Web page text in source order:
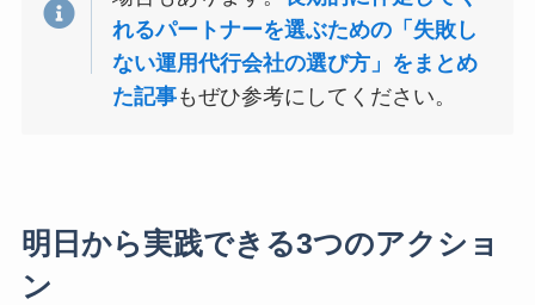
れるパートナーを選ぶための「失敗し
ない運用代行会社の選び方」をまとめ
た記事もぜひ参考にしてください。
明日から実践できる3つのアクショ
ン